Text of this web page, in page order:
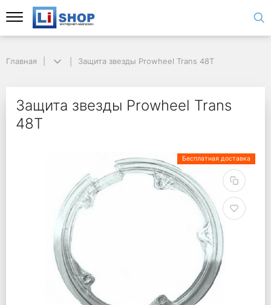
Главная Защита звезды Prowheel Trans 48T
Защита звезды Prowheel Trans
48T
Бесплатная доставка